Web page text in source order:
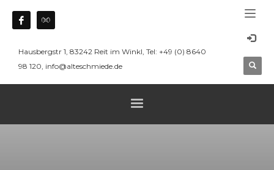
Hausbergstr 1, 83242 Reit im Winkl, Tel: +49 (0) 8640
98 120, info@alteschmiede.de